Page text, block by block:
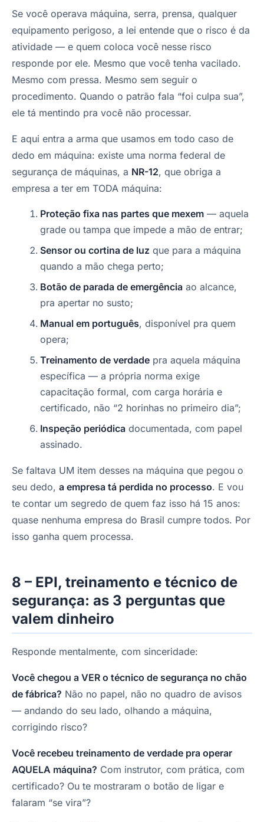
Se você operava máquina, serra, prensa, qualquer
equipamento perigoso, a lei entende que o risco é da
atividade — e quem coloca você nesse risco
responde por ele. Mesmo que você tenha vacilado.
Mesmo com pressa. Mesmo sem seguir o
procedimento. Quando o patrão fala “foi culpa sua”,
ele tá mentindo pra você não processar.
E aqui entra a arma que usamos em todo caso de
dedo em máquina: existe uma norma federal de
segurança de máquinas, a NR-12, que obriga a
empresa a ter em TODA máquina:
Proteção fixa nas partes que mexem — aquela
grade ou tampa que impede a mão de entrar;
Sensor ou cortina de luz que para a máquina
quando a mão chega perto;
Botão de parada de emergência ao alcance,
pra apertar no susto;
Manual em português, disponível pra quem
opera;
Treinamento de verdade pra aquela máquina
específica — a própria norma exige
capacitação formal, com carga horária e
certificado, não “2 horinhas no primeiro dia”;
Inspeção periódica documentada, com papel
assinado.
Se faltava UM item desses na máquina que pegou o
seu dedo, a empresa tá perdida no processo. E vou
te contar um segredo de quem faz isso há 15 anos:
quase nenhuma empresa do Brasil cumpre todos. Por
isso ganha quem processa.
8 – EPI, treinamento e técnico de
segurança: as 3 perguntas que
valem dinheiro
Responde mentalmente, com sinceridade:
Você chegou a VER o técnico de segurança no chão
de fábrica? Não no papel, não no quadro de avisos
— andando do seu lado, olhando a máquina,
corrigindo risco?
Você recebeu treinamento de verdade pra operar
AQUELA máquina? Com instrutor, com prática, com
certificado? Ou te mostraram o botão de ligar e
falaram “se vira”?